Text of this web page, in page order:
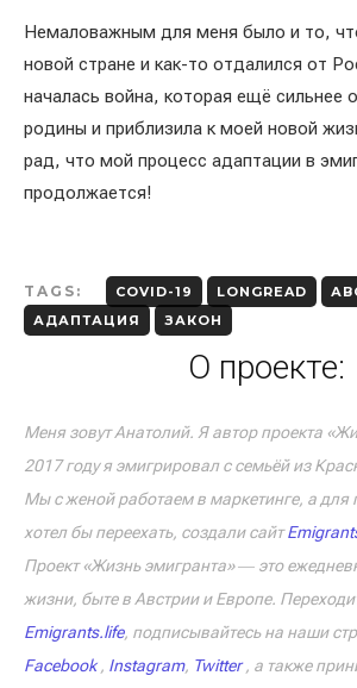
Немаловажным для меня было и то,
новой стране и как-то отдалился от
началась война, которая ещё сильнее
родины и приблизила к моей новой
рад, что мой процесс адаптации в
продолжается!
TAGS: COVID-19 LONGREAD
АДАПТАЦИЯ
ЗАКОН
О проекте:
Меня зовут Анатолий. Я автор проекта
2017 году я эмигрировал с семьёй из
Мы с женой работаем в маркетинге, а для
хотел бы переехать, создали сайт
Проект «Жизнь эмигранта» ― это
жизни, быте в Австрии и Европе.
Emigrants.life, подписывайтесь на наши
Facebook, Instagram, Twitter, а также